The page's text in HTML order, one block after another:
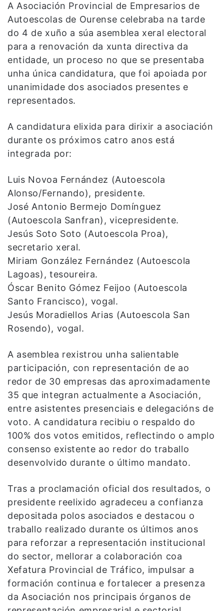
A Asociación Provincial de Empresarios de
Autoescolas de Ourense celebraba na tarde
do 4 de xuño a súa asemblea xeral electoral
para a renovación da xunta directiva da
entidade, un proceso no que se presentaba
unha única candidatura, que foi apoiada por
unanimidade dos asociados presentes e
representados.
A candidatura elixida para dirixir a asociación
durante os próximos catro anos está
integrada por:
Luis Novoa Fernández (Autoescola
Alonso/Fernando), presidente.
José Antonio Bermejo Domínguez
(Autoescola Sanfran), vicepresidente.
Jesús Soto Soto (Autoescola Proa),
secretario xeral.
Miriam González Fernández (Autoescola
Lagoas), tesoureira.
Óscar Benito Gómez Feijoo (Autoescola
Santo Francisco), vogal.
Jesús Moradiellos Arias (Autoescola San
Rosendo), vogal.
A asemblea rexistrou unha salientable
participación, con representación de ao
redor de 30 empresas das aproximadamente
35 que integran actualmente a Asociación,
entre asistentes presenciais e delegacións de
voto. A candidatura recibiu o respaldo do
100% dos votos emitidos, reflectindo o amplo
consenso existente ao redor do traballo
desenvolvido durante o último mandato.
Tras a proclamación oficial dos resultados, o
presidente reelixido agradeceu a confianza
depositada polos asociados e destacou o
traballo realizado durante os últimos anos
para reforzar a representación institucional
do sector, mellorar a colaboración coa
Xefatura Provincial de Tráfico, impulsar a
formación continua e fortalecer a presenza
da Asociación nos principais órganos de